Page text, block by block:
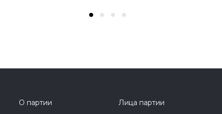
О партии
Лица партии